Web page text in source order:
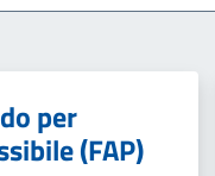
per
(FAP)